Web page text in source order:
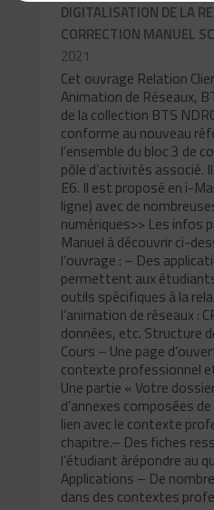
DIGITALISATION DE LA
CORRECTION MANUEL
2021
Cet ouvrage Relation
Animation de Réseaux,
de la collection BTS
conforme au nouveau
l’ensemble du bloc 3 de
pôle d’activités associé.
E6. Il est proposé en i-
ligne) avec de
numériques>> Les infos
Manuel à découvrir ci-
l’ouvrage : – Des
permettent aux
outils spécifiques à la
l’animation de réseaux :
données, etc. Structure
Cours – Une page
contexte professionnel
Une partie « Votre
d’annexes composées
lien avec le contexte
chapitre.– Des fiches
l’étudiant àrépondre au
Applications – De
dans des contextes